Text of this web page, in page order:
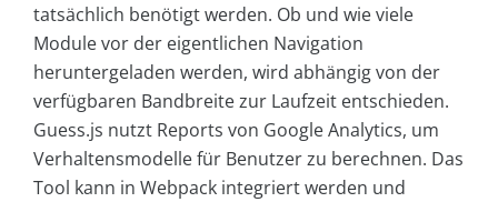
tatsächlich benötigt werden. Ob und wie viele
Module vor der eigentlichen Navigation
heruntergeladen werden, wird abhängig von der
verfügbaren Bandbreite zur Laufzeit entschieden.
Guess.js nutzt Reports von Google Analytics, um
Verhaltensmodelle für Benutzer zu berechnen. Das
Tool kann in Webpack integriert werden und